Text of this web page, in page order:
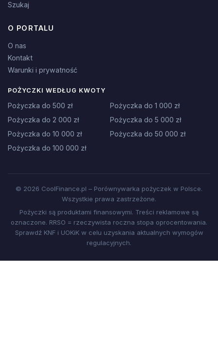
Szukaj
O PORTALU
O nas
Kontakt
Warunki i prywatność
POŻYCZKI WEDŁUG KWOTY
Pożyczka do 500 zł
Pożyczka do 1 000 zł
Pożyczka do 2 000 zł
Pożyczka do 5 000 zł
Pożyczka do 10 000 zł
Pożyczka do 50 000 zł
Pożyczka do 100 000 zł
© 2026 CoolFinance.pl – Porównywarka pożyczek w Polsce.
Wszystkie prawa zastrzeżone.
Pożyczki są produktami finansowymi. Treści reklamowe są
oznaczone. RRSO = rzeczywista roczna stopa oprocentowania.
Sprawdź KNF i UOKiK w celu uzyskania aktualnych wymogów
regulacyjnych.